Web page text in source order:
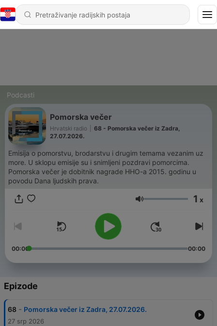
Podcasti
Pomorska večer
Hrvatski radio
68 - Pomorska večer iz Zadra,
27.07.2026.
Emisija o pomorstvu, brodarstvu i drugim temama vezanim uz
more. U sklopu emisije su i snimljeni pozdravi pomorcima.
Pomorska večer je dobitnik nagrade HHO-a 2015. godinu u
povodu Dana ljudskih prava.
Glasnoća 1 x
00:00 00:00
Epizode
68 - Pomorska večer iz Zadra, 27.07.2026.
27 srp 2026